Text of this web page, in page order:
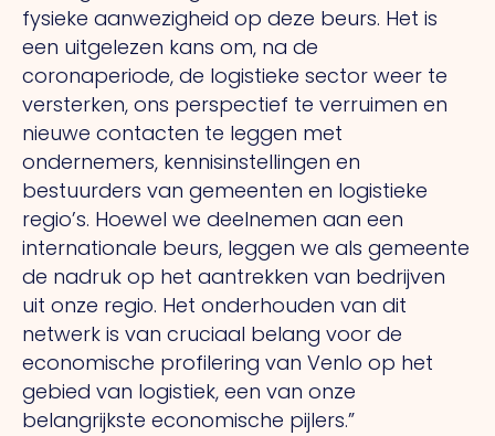
fysieke aanwezigheid op deze beurs. Het is
een uitgelezen kans om, na de
coronaperiode, de logistieke sector weer te
versterken, ons perspectief te verruimen en
nieuwe contacten te leggen met
ondernemers, kennisinstellingen en
bestuurders van gemeenten en logistieke
regio’s. Hoewel we deelnemen aan een
internationale beurs, leggen we als gemeente
de nadruk op het aantrekken van bedrijven
uit onze regio. Het onderhouden van dit
netwerk is van cruciaal belang voor de
economische profilering van Venlo op het
gebied van logistiek, een van onze
belangrijkste economische pijlers.”